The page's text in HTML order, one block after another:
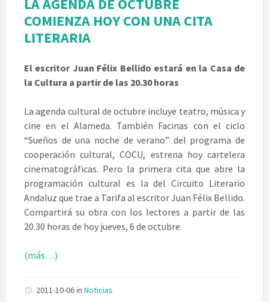
LA AGENDA DE OCTUBRE
COMIENZA HOY CON UNA CITA
LITERARIA
El escritor Juan Félix Bellido estará en la Casa de
la Cultura a partir de las 20.30 horas
La agenda cultural de octubre incluye teatro, música y
cine en el Alameda. También Facinas con el ciclo
“Sueños de una noche de verano” del programa de
cooperación cultural, COCU, estrena hoy cartelera
cinematográficas. Pero la primera cita que abre la
programación cultural es la del Circuito Literario
Andaluz que trae a Tarifa al escritor Juan Félix Bellido.
Compartirá su obra con los lectores a partir de las
20.30 horas de hoy jueves, 6 de octubre.
(más…)
2011-10-06in Noticias